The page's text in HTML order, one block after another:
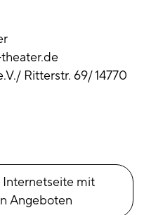
Ritterstr. 69/ 14770
Internetseite mit
Angeboten